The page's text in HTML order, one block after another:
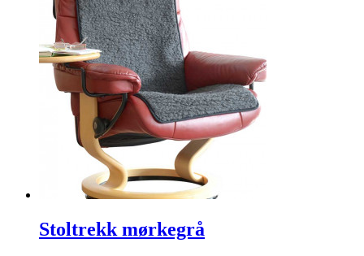
Stoltrekk mørkegrå